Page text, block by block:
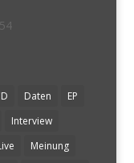
Daten
EP
Interview
Meinung